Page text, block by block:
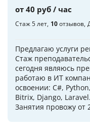
от 40 руб / час
Стаж 5 лет 10отзывов
Предлагаю услуги
Стаж
сегодня являюсь
работаю в ИТ
освоении: C#,
Bitrix, Django, Laravel.
Занятия провожу от